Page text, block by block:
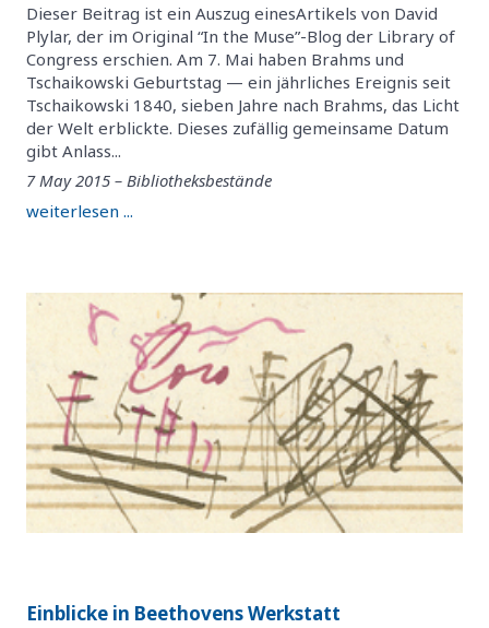
Dieser Beitrag ist ein Auszug einesArtikels von David
Plylar, der im Original “In the Muse”-Blog der Library of
Congress erschien. Am 7. Mai haben Brahms und
Tschaikowski Geburtstag — ein jährliches Ereignis seit
Tschaikowski 1840, sieben Jahre nach Brahms, das Licht
der Welt erblickte. Dieses zufällig gemeinsame Datum
gibt Anlass...
7 May 2015 – Bibliotheksbestände
weiterlesen ...
Einblicke in Beethovens Werkstatt